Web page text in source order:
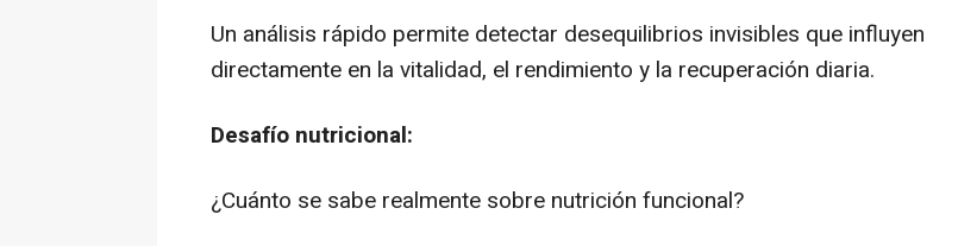
Un análisis rápido permite detectar desequilibrios invisibles que influyen
directamente en la vitalidad, el rendimiento y la recuperación diaria.
Desafío nutricional:
¿Cuánto se sabe realmente sobre nutrición funcional?